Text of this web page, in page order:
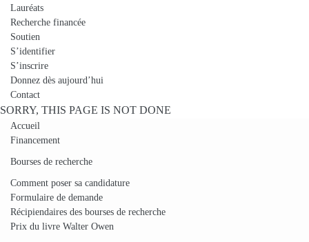
Lauréats
Recherche financée
Soutien
S’identifier
S’inscrire
Donnez dès aujourd’hui
Contact
SORRY, THIS PAGE IS NOT DONE
Accueil
Financement
Bourses de recherche
Comment poser sa candidature
Formulaire de demande
Récipiendaires des bourses de recherche
Prix du livre Walter Owen